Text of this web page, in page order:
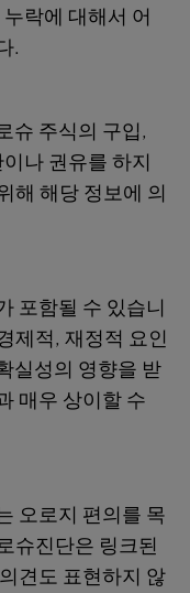
락에 대해서 어
.
슈 주식의 구입,
나 권유를 하지
해 해당 정보에 의
포함될 수 있습니
제적, 재정적 요인
실성의 영향을 받
매우 상이할 수
오로지 편의를 목
슈진단은 링크된
견도 표현하지 않